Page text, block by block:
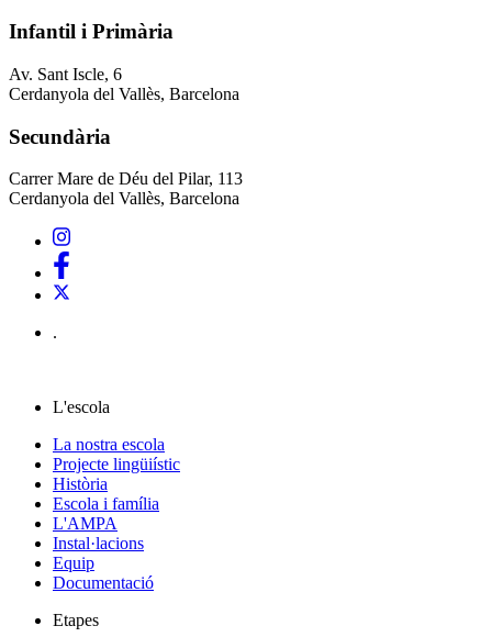
Infantil i Primària
Av. Sant Iscle, 6
Cerdanyola del Vallès, Barcelona
Secundària
Carrer Mare de Déu del Pilar, 113
Cerdanyola del Vallès, Barcelona
.
L'escola
La nostra escola
Projecte lingüiístic
Història
Escola i família
L'AMPA
Instal·lacions
Equip
Documentació
Etapes